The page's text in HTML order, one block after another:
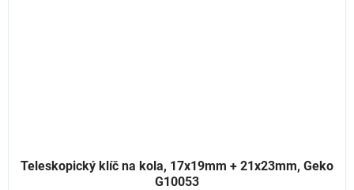
Teleskopický klíč na kola, 17x19mm + 21x23mm, Geko
G10053